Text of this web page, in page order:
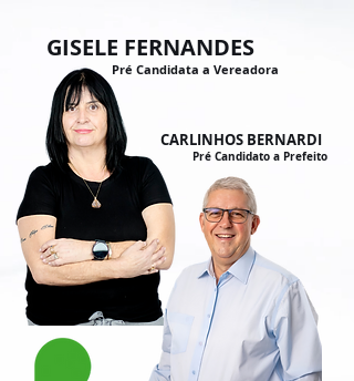
Pré Candidata a Vereadora
Pré Candidato a Prefeito
GISELE FERNANDES
CARLINHOS BERNARDI